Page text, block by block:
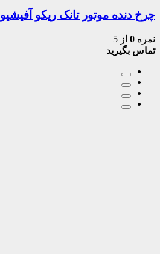
چرخ دنده موتور تانک ریکو آفیشیو Richo Aficio
نمره 0 از 5
تماس بگیرید